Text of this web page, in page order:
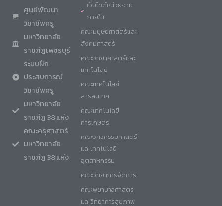
ศูนย์พัฒนา
วิชาชีพครู
มหาวิทยาลัย
ราชภัฏเพชรบุรี
ระบบฝึก
ประสบการณ์
วิชาชีพครู
มหาวิทยาลัย
ราชภัฏ 38 แห่ง
คณะครุศาสตร์
มหาวิทยาลัย
ราชภัฏ 38 แห่ง
เว็บไซต์หน่วยงาน
ภายใน
คณะมนุษยศาสตร์และ
สังคมศาสตร์
คณะวิทยาศาสตร์และ
เทคโนโลยี
คณะเทคโนโลยี
สารสนเทศ
คณะเทคโนโลยี
การเกษตร
คณะวิศวกรรมศาสตร์
และเทคโนโลยี
อุตสาหกรรม
คณะวิทยาการจัดการ
คณะพยาบาลศาสตร์
และวิทยาการสุขภาพ